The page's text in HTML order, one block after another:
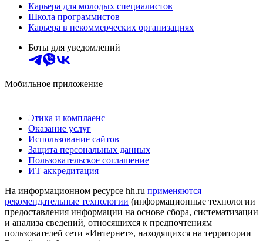
Карьера для молодых специалистов
Школа программистов
Карьера в некоммерческих организациях
Боты для уведомлений
Мобильное приложение
Этика и комплаенс
Оказание услуг
Использование сайтов
Защита персональных данных
Пользовательское соглашение
ИТ аккредитация
На информационном ресурсе hh.ru применяются
рекомендательные технологии (информационные технологии
предоставления информации на основе сбора, систематизации
и анализа сведений, относящихся к предпочтениям
пользователей сети «Интернет», находящихся на территории